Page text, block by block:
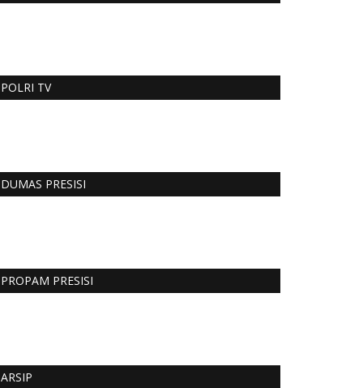
POLRI TV
DUMAS PRESISI
PROPAM PRESISI
ARSIP